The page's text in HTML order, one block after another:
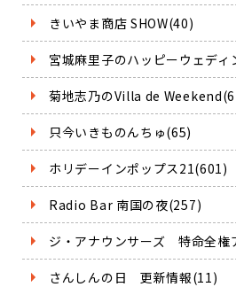
きいやま商店 SHOW(40)
宮城麻里子のハッピーウェディ
菊地志乃のVilla de
只今いきものんちゅ(65)
ホリデーインポップス21(601)
Radio Bar 南国の夜(257)
ジ・アナウンサーズ 特命全権
さんしんの日 更新情報(11)